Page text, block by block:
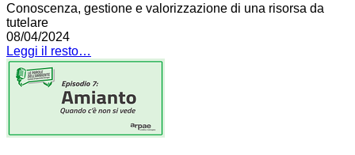
Conoscenza, gestione e valorizzazione di una risorsa da
tutelare
08/04/2024
Leggi il resto…